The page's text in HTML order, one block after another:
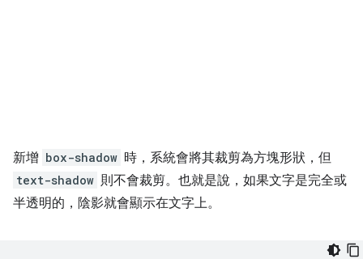
新增 box-shadow 時，系統會將其裁剪為方塊形狀，但
text-shadow 則不會裁剪。也就是說，如果文字是完全或
半透明的，陰影就會顯示在文字上。